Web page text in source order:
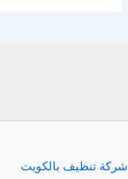
شركة تنظيف بالكويت